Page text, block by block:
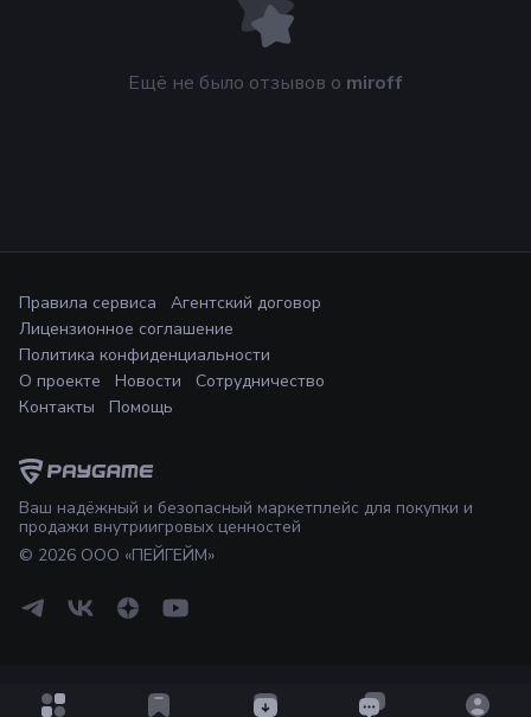
Ещё не было отзывов о miroff
Ваш надёжный и безопасный маркетплейс для покупки и
продажи внутриигровых ценностей
© 2026 ООО «ПЕЙГЕЙМ»
Правила сервиса
Агентский договор
Лицензионное соглашение
Политика конфиденциальности
О проекте
Новости
Сотрудничество
Контакты
Помощь